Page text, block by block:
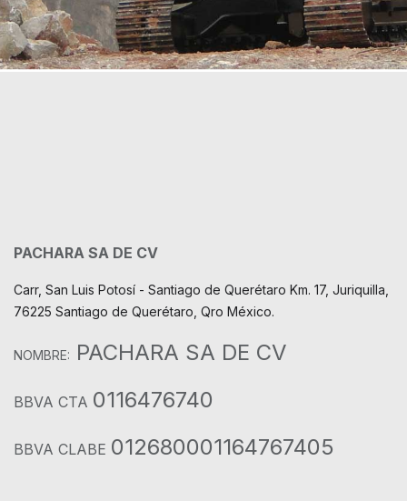
PACHARA SA DE CV
Carr, San Luis Potosí - Santiago de Querétaro Km. 17, Juriquilla,
76225 Santiago de Querétaro, Qro México.
NOMBRE: PACHARA SA DE CV
BBVA CTA 0116476740
BBVA CLABE 012680001164767405